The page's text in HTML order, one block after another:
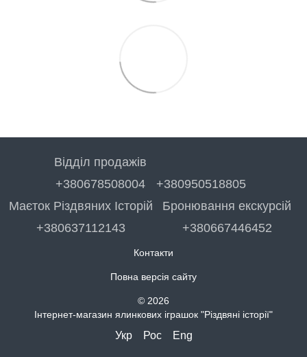
Відділ продажів
+380678508004
+380950518805
Маєток Різдвяних Історій
+380637112143
Бронювання екскурсій
+380667446452
Контакти
Повна версія сайту
© 2026
Інтернет-магазин ялинкових іграшок "Різдвяні історії"
Укр Рос Eng